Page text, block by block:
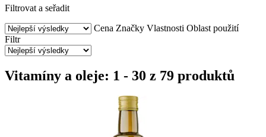
Filtrovat a seřadit
Cena Značky Vlastnosti Oblast použití
Filtr
Vitamíny a oleje: 1 - 30 z 79 produktů